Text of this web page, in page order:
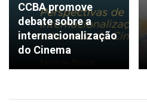
CCBA promove
debate sobre a
internacionalização
do Cinema